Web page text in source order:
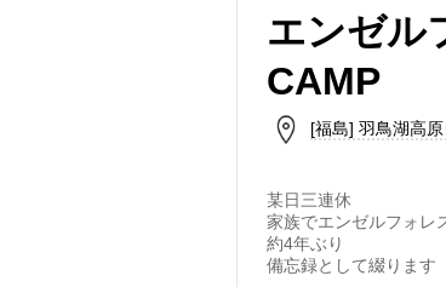
エンゼル
CAMP
[福島] 羽鳥湖高
某日三連休
家族でエンゼルフォレ
約4年ぶり
備忘録として綴ります